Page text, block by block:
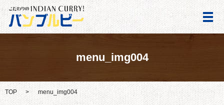
メ
menu_img004
TOP menu_img004